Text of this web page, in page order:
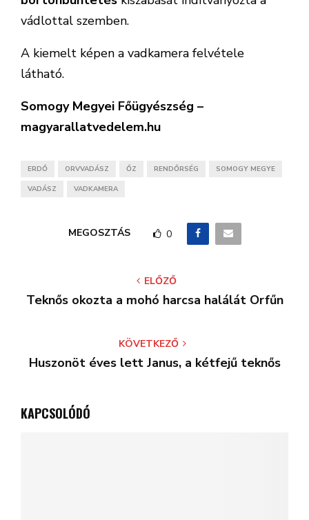
vádlottal szemben.
A kiemelt képen a vadkamera felvétele
látható.
Somogy Megyei Főügyészség –
magyarallatvedelem.hu
ERDŐ ORVVADÁSZ ŐZ RENDŐRSÉG SOMOGY MEGYE
VADÁSZ VADKAMERA
MEGOSZTÁS 0
ELŐZŐ
Teknős okozta a mohó harcsa halálát Orfűn
KÖVETKEZŐ
Huszonöt éves lett Janus, a kétfejű teknős
KAPCSOLÓDÓ